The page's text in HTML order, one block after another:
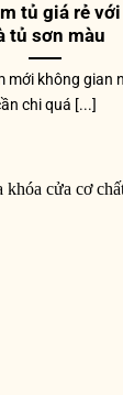
tủ giá rẻ
tủ sơn màu
mới không gian
chi quá [...]